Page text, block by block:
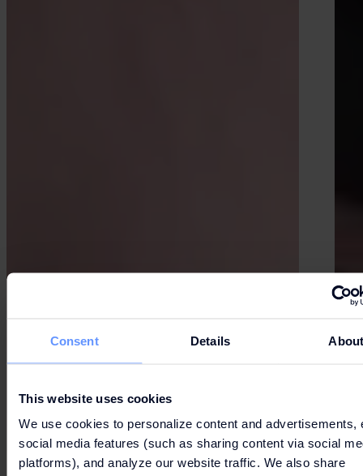
Consent Details About
This website uses cookies
We use cookies to personalize content and advertisements,
social media features (such as sharing content via social
platforms), and analyze our website traffic. We also share